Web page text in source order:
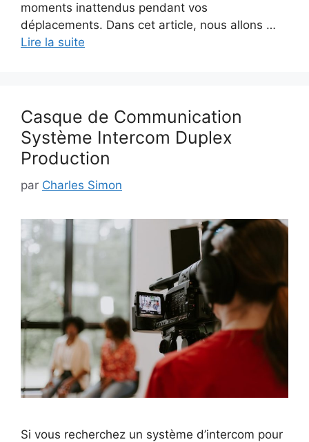
moments inattendus pendant vos
déplacements. Dans cet article, nous allons …
Lire la suite
Casque de Communication
Système Intercom Duplex
Production
par Charles Simon
Si vous recherchez un système d’intercom pour